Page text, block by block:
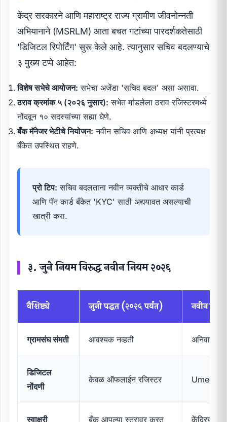
केंद्र सरकारने आणि महाराष्ट्र राज्य ग्रामीण जीवनोन्नती
अभियानाने (MSRLM) आता बचत गटांच्या पारदर्शकतेसाठी
'डिजिटल रिपोर्टिंग' सुरू केले आहे. त्यानुसार सचिव बदलण्याचे
३ मुख्य टप्पे आहेत:
विशेष सभेचे आयोजन: सभेचा अजेंडा 'सचिव बदल' असा असावा.
ठराव क्रमांक ५ (२०२६ नुसार): सभेत मांडलेला ठराव रजिस्टरमध्ये
नोंदवून १० सदस्यांच्या सह्या घेणे.
बँक मॅनेजर भेटीचे नियोजन: नवीन सचिव आणि अध्यक्ष यांनी प्रत्यक्ष
बँकेत उपस्थित राहणे.
प्रो टिप: सचिव बदलताना नवीन व्यक्तीचे आधार कार्ड
आणि पॅन कार्ड बँकेत 'KYC' साठी अद्ययावत असल्याची
खात्री करा.
३. जुने नियम विरुद्ध नवीन नियम २०२६
वैशिष्ट्ये जुनी पद्धत (२०२५ पर्यंत) नवीन
ग्रामसंघ संमती आवश्यक नव्हती अनिवार्य
डिजिटल
नोंदणी
केवळ ऑफलाईन रजिस्टर Umed
स्वाक्षरी
बँक आपल्या स्तरावर करत
केंद्रिय